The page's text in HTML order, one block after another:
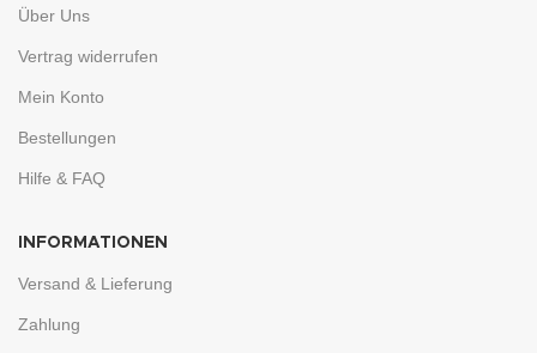
Über Uns
Vertrag widerrufen
Mein Konto
Bestellungen
Hilfe & FAQ
INFORMATIONEN
Versand & Lieferung
Zahlung